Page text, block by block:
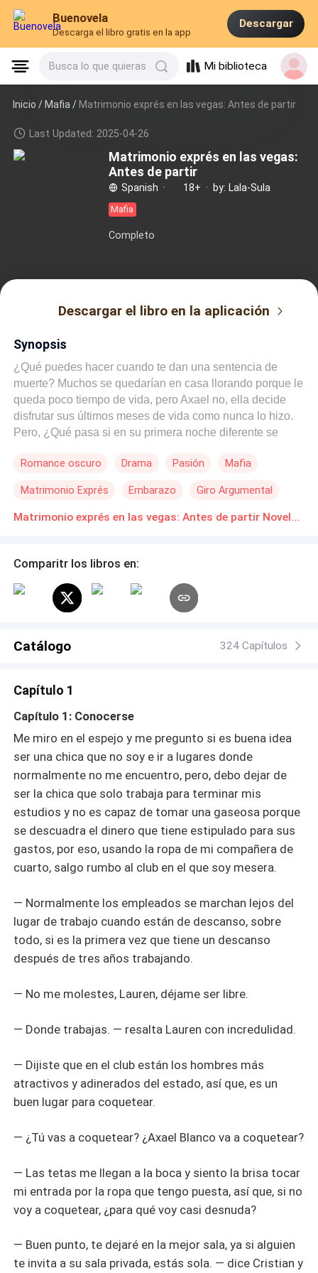
Buenovela
Descarga el libro gratis en la app
Descargar
Busca lo que quieras Mi biblioteca
Inicio /Mafia / Matrimonio exprés en las vegas: Antes de partir
Last Updated: 2025-04-26
Matrimonio exprés en las vegas:
Antes de partir
Spanish · 18+ · by: Lala-Sula
Mafia
Completo
Descargar el libro en la aplicación
Synopsis
¿Qué puedes hacer cuando te dan una sentencia de
muerte? Muchos se quedarían en casa llorando porque le
queda poco tiempo de vida, pero Axael no, ella decide
disfrutar sus últimos meses de vida como nunca lo hizo.
Pero, ¿Qué pasa si en su primera noche diferente se
en ella? La tímida y trabajadora Axael Blanco, se ha
pero en ella parece encontrar algo interesante. Los dos
están muriendo en vida y creen que casarse es una
exprés del que ambos aceptaron, pero no tienen idea
Romance oscuro Drama Pasión Mafia
Matrimonio Exprés Embarazo Giro Argumental
Matrimonio exprés en las vegas: Antes de partir Novelas Online Descarga gratuita de PDF
Comparitr los libros en:
Catálogo 324 Capítulos
Capítulo 1
Capítulo 1: Conocerse
Me miro en el espejo y me pregunto si es buena idea
ser una chica que no soy e ir a lugares donde
normalmente no me encuentro, pero, debo dejar de
ser la chica que solo trabaja para terminar mis
estudios y no es capaz de tomar una gaseosa porque
se descuadra el dinero que tiene estipulado para sus
gastos, por eso, usando la ropa de mi compañera de
cuarto, salgo rumbo al club en el que soy mesera.
— Normalmente los empleados se marchan lejos del
lugar de trabajo cuando están de descanso, sobre
todo, si es la primera vez que tiene un descanso
después de tres años trabajando.
— No me molestes, Lauren, déjame ser libre.
— Donde trabajas. — resalta Lauren con incredulidad.
— Dijiste que en el club están los hombres más
atractivos y adinerados del estado, así que, es un
buen lugar para coquetear.
— ¿Tú vas a coquetear? ¿Axael Blanco va a coquetear?
— Las tetas me llegan a la boca y siento la brisa tocar
mi entrada por la ropa que tengo puesta, así que, si no
voy a coquetear, ¿para qué voy casi desnuda?
— Buen punto, te dejaré en la mejor sala, ya si alguien
te invita a su sala privada, estás sola. — dice Cristian y